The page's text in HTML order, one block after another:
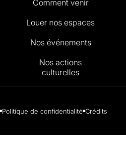
Comment venir
Louer nos espaces
Nos événements
Nos actions
culturelles
Politique de confidentialité Crédits